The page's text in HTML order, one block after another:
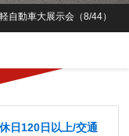
自動車大展示会（8/44）
日120日以上/交通